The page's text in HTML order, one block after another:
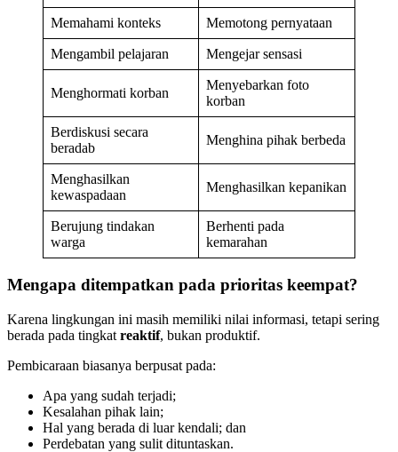
Memahami konteks Memotong pernyataan
Mengambil pelajaran Mengejar sensasi
Menghormati korban
Menyebarkan foto
korban
Berdiskusi secara
beradab
Menghina pihak berbeda
Menghasilkan
kewaspadaan
Menghasilkan kepanikan
Berujung tindakan
warga
Berhenti pada
kemarahan
Mengapa ditempatkan pada prioritas keempat?
Karena lingkungan ini masih memiliki nilai informasi, tetapi sering
berada pada tingkat reaktif, bukan produktif.
Pembicaraan biasanya berpusat pada:
Apa yang sudah terjadi;
Kesalahan pihak lain;
Hal yang berada di luar kendali; dan
Perdebatan yang sulit dituntaskan.